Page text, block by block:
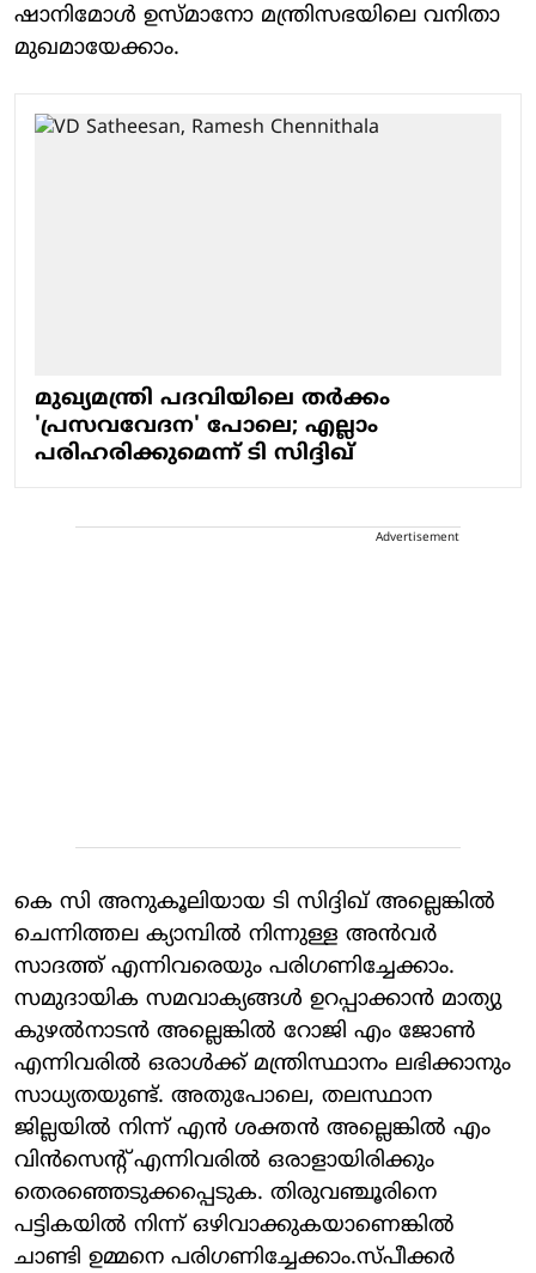
ഷാനിമോള്‍ ഉസ്മാനോ മന്ത്രിസഭയിലെ വനിതാ
മുഖമായേക്കാം.
മുഖ്യമന്ത്രി പദവിയിലെ തർക്കം
'പ്രസവവേദന' പോലെ; എല്ലാം
പരിഹരിക്കുമെന്ന് ടി സിദ്ദിഖ്
Advertisement
കെ സി അനുകൂലിയായ ടി സിദ്ദിഖ് അല്ലെങ്കില്‍
ചെന്നിത്തല ക്യാമ്പില്‍ നിന്നുള്ള അന്‍വര്‍
സാദത്ത് എന്നിവരെയും പരിഗണിച്ചേക്കാം.
സമുദായിക സമവാക്യങ്ങള്‍ ഉറപ്പാക്കാന്‍ മാത്യു
കുഴല്‍നാടന്‍ അല്ലെങ്കില്‍ റോജി എം ജോണ്‍
എന്നിവരില്‍ ഒരാള്‍ക്ക് മന്ത്രിസ്ഥാനം ലഭിക്കാനും
സാധ്യതയുണ്ട്. അതുപോലെ, തലസ്ഥാന
ജില്ലയില്‍ നിന്ന് എന്‍ ശക്തന്‍ അല്ലെങ്കില്‍ എം
വിന്‍സെന്റ് എന്നിവരില്‍ ഒരാളായിരിക്കും
തെരഞ്ഞെടുക്കപ്പെടുക. തിരുവഞ്ചൂരിനെ
പട്ടികയില്‍ നിന്ന് ഒഴിവാക്കുകയാണെങ്കില്‍
ചാണ്ടി ഉമ്മനെ പരിഗണിച്ചേക്കാം.സ്പീക്കര്‍